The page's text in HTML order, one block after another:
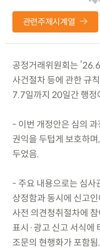
관련주제시계열
공정거래위원회는
사건절차 등에 관한 규
7.7일까지 20일간 행정
- 이번 개정안은 심의
권익을 두텁게 보호하
두었음.
- 주요 내용으로는 심사
상정함과 동시에 신고
사전 의견청취절차에
표시·광고 신고 서식에
조문의 현행화가 포함됨.